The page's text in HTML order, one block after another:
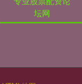
坛网